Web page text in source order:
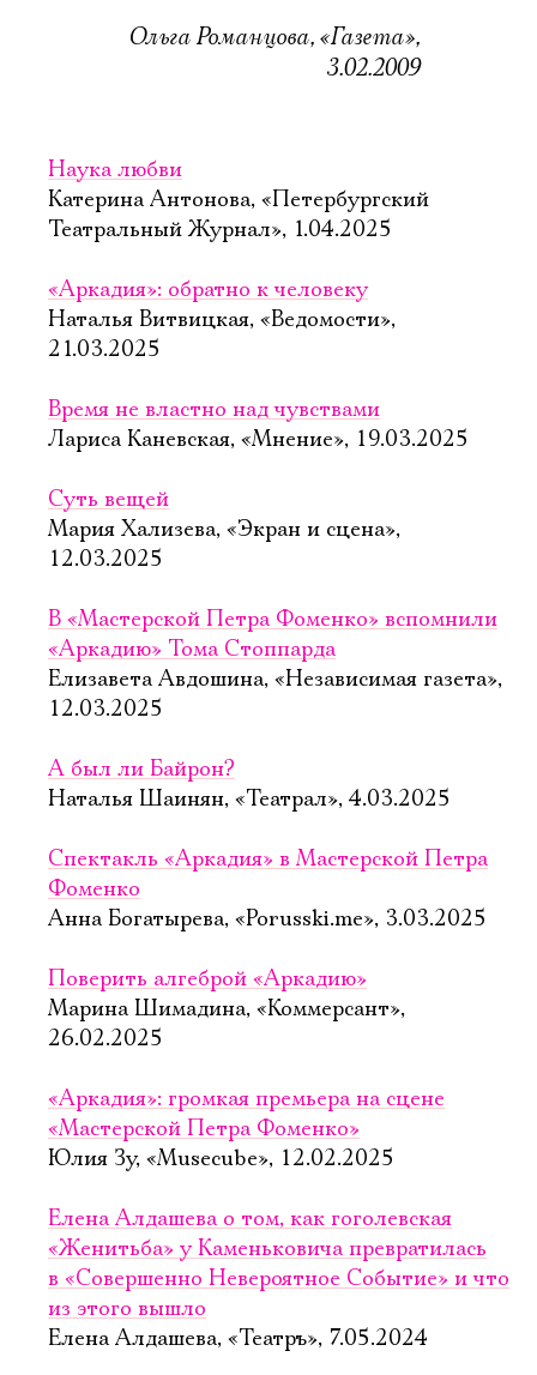
Ольга Романцова, «Газета»,
3.02.2009
Наука любви
Катерина Антонова, «Петербургский
Театральный Журнал», 1.04.2025
«Аркадия»: обратно к человеку
Наталья Витвицкая, «Ведомости»,
21.03.2025
Время не властно над чувствами
Лариса Каневская, «Мнение», 19.03.2025
Суть вещей
Мария Хализева, «Экран и сцена»,
12.03.2025
В «Мастерской Петра Фоменко» вспомнили
«Аркадию» Тома Стоппарда
Елизавета Авдошина, «Независимая газета»,
12.03.2025
А был ли Байрон?
Наталья Шаинян, «Театрал», 4.03.2025
Спектакль «Аркадия» в Мастерской Петра
Фоменко
Анна Богатырева, «Porusski.me», 3.03.2025
Поверить алгеброй «Аркадию»
Марина Шимадина, «Коммерсант»,
26.02.2025
«Аркадия»: громкая премьера на сцене
«Мастерской Петра Фоменко»
Юлия Зу, «Musecube», 12.02.2025
Елена Алдашева о том, как гоголевская
«Женитьба» у Каменьковича превратилась
в «Совершенно Невероятное Событие» и что
из этого вышло
Елена Алдашева, «Театръ», 7.05.2024